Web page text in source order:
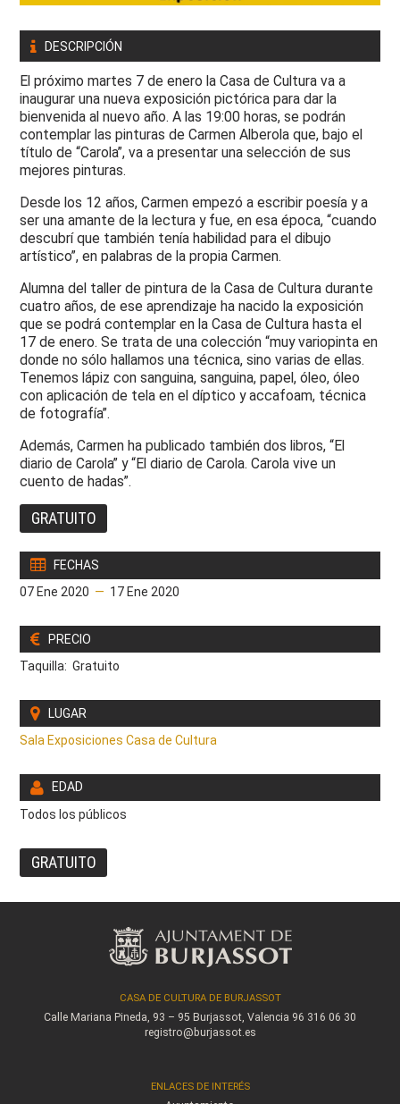
DESCRIPCIÓN
El próximo martes 7 de enero la Casa de Cultura va a
inaugurar una nueva exposición pictórica para dar la
bienvenida al nuevo año. A las 19:00 horas, se podrán
contemplar las pinturas de Carmen Alberola que, bajo el
título de “Carola”, va a presentar una selección de sus
mejores pinturas.
Desde los 12 años, Carmen empezó a escribir poesía y a
ser una amante de la lectura y fue, en esa época, “cuando
descubrí que también tenía habilidad para el dibujo
artístico”, en palabras de la propia Carmen.
Alumna del taller de pintura de la Casa de Cultura durante
cuatro años, de ese aprendizaje ha nacido la exposición
que se podrá contemplar en la Casa de Cultura hasta el
17 de enero. Se trata de una colección “muy variopinta en
donde no sólo hallamos una técnica, sino varias de ellas.
Tenemos lápiz con sanguina, sanguina, papel, óleo, óleo
con aplicación de tela en el díptico y accafoam, técnica
de fotografía”.
Además, Carmen ha publicado también dos libros, “El
diario de Carola” y “El diario de Carola. Carola vive un
cuento de hadas”.
GRATUITO
FECHAS
07 Ene 2020 — 17 Ene 2020
PRECIO
Taquilla: Gratuito
LUGAR
Sala Exposiciones Casa de Cultura
EDAD
Todos los públicos
GRATUITO
CASA DE CULTURA DE BURJASSOT
Calle Mariana Pineda, 93 – 95 Burjassot, Valencia 96 316 06 30
registro@burjassot.es
ENLACES DE INTERÉS